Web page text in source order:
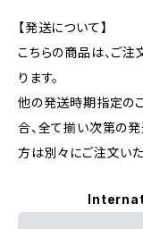
【発送について】
こちらの商品は、ご
ります。
他の発送時期指定の
合、全て揃い次第の
方は別々にご注文いた